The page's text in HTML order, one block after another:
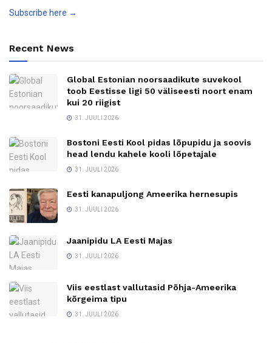
Subscribe here →
Recent News
Global Estonian noorsaadikute suvekool
toob Eestisse ligi 50 väliseesti noort enam
kui 20 riigist
31. JUULI 2026
Bostoni Eesti Kool pidas lõpupidu ja soovis
head lendu kahele kooli lõpetajale
31. JUULI 2026
Eesti kanapuljong Ameerika hernesupis
31. JUULI 2026
Jaanipidu LA Eesti Majas
31. JUULI 2026
Viis eestlast vallutasid Põhja-Ameerika
kõrgeima tipu
31. JUULI 2026